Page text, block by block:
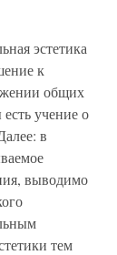
эстетика
к
общих
учение о
в
выводимо
тем